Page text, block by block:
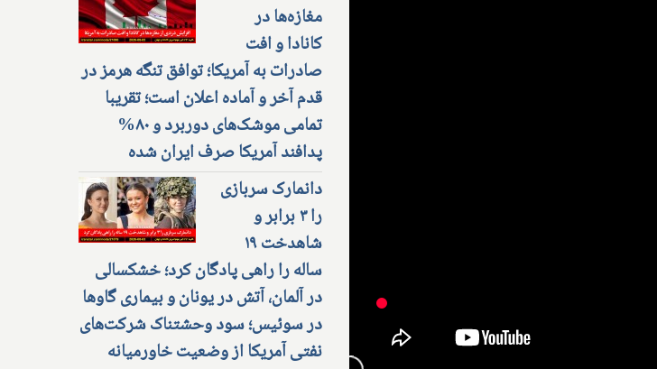
مغازه‌ها در
کانادا و افت
صادرات به آمریکا؛ توافق تنگه هرمز در
قدم آخر و آماده اعلان است؛ تقریبا
تمامی موشک‌های دوربرد و ۸۰%
پدافند آمریکا صرف ایران شده
دانمارک سربازی
را ۳ برابر و
شاهدخت ۱۹
ساله را راهی پادگان کرد؛ خشکسالی
در آلمان، آتش در یونان و بیماری گاوها
در سوئیس؛ سود وحشتناک شرکت‌های
نفتی آمریکا از وضعیت خاورمیانه